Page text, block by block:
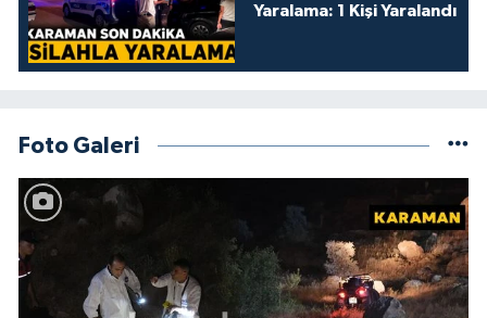
Yaralama: 1 Kişi Yaralandı
Foto Galeri